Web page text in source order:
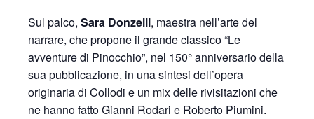
Sul palco, Sara Donzelli, maestra nell’arte del
narrare, che propone il grande classico “Le
avventure di Pinocchio”, nel 150° anniversario della
sua pubblicazione, in una sintesi dell’opera
originaria di Collodi e un mix delle rivisitazioni che
ne hanno fatto Gianni Rodari e Roberto Piumini.